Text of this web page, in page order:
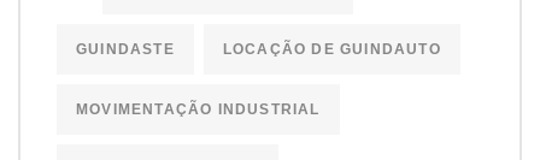
GUINDASTE LOCAÇÃO DE GUINDAUTO
MOVIMENTAÇÃO INDUSTRIAL